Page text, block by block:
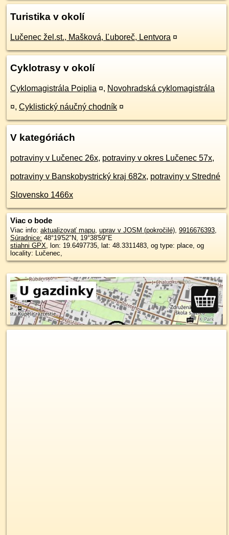
Turistika v okolí
Lučenec žel.st., Mašková, Ľuboreč, Lentvora ¤
Cyklotrasy v okolí
Cyklomagistrála Poiplia ¤, Novohradská cyklomagistrála
¤, Cyklistický náučný chodník ¤
V kategóriách
potraviny v Lučenec 26x, potraviny v okres Lučenec 57x,
potraviny v Banskobystrický kraj 682x, potraviny v Stredné
Slovensko 1466x
Viac o bode
Viac info: aktualizovať mapu, uprav v JOSM (pokročilé), 9916676393,
Súradnice: 48°19'52"N, 19°38'59"E
stiahni GPX, lon: 19.6497735, lat: 48.3311483, og type: place, og
locality: Lučenec,